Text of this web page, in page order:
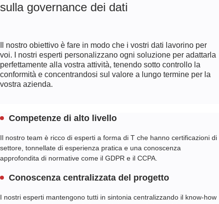
sulla governance dei dati
Il nostro obiettivo è fare in modo che i vostri dati lavorino per
voi. I nostri esperti personalizzano ogni soluzione per adattarla
perfettamente alla vostra attività, tenendo sotto controllo la
conformità e concentrandosi sul valore a lungo termine per la
vostra azienda.
Competenze di alto livello
Il nostro team è ricco di esperti a forma di T che hanno certificazioni di
settore, tonnellate di esperienza pratica e una conoscenza
approfondita di normative come il GDPR e il CCPA.
Conoscenza centralizzata del progetto
I nostri esperti mantengono tutti in sintonia centralizzando il know-how